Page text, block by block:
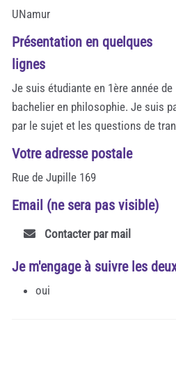
UNamur
Présentation en quelques
lignes
Je suis étudiante en 1ère année de
bachelier en philosophie. Je suis
par le sujet et les questions de
Votre adresse postale
Rue de Jupille 169
Email (ne sera pas visible)
Contacter par mail
Je m'engage à suivre les
oui